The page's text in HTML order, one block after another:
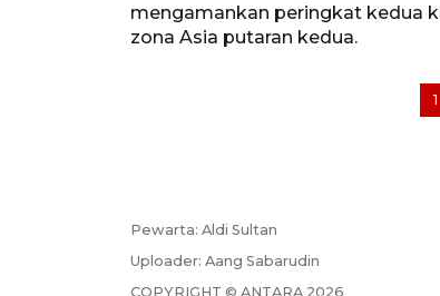
mengamankan peringkat kedua
zona Asia putaran kedua.
1
Pewarta: Aldi Sultan
Uploader: Aang Sabarudin
COPYRIGHT © ANTARA 2026